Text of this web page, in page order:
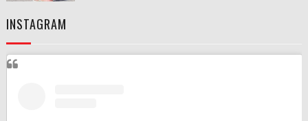
INSTAGRAM